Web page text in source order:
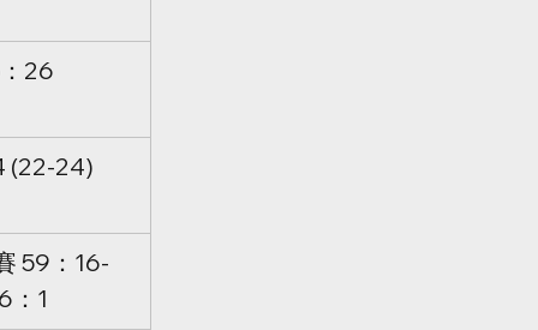
26
(22-24)
59：16-
：1